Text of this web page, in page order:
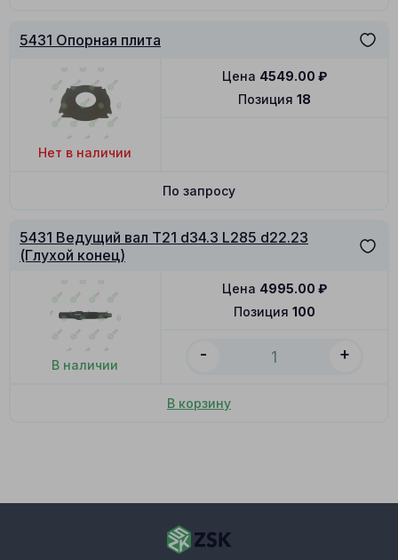
5431 Опорная плита
Нет в наличии
Позиция 18
Цена 4549.00 ₽
По запросу
5431 Ведущий вал T21 d34.3 L285 d22.23
(Глухой конец)
В наличии
Позиция 100
Цена 4995.00 ₽
- +
В корзину